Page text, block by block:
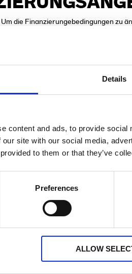
Details
content and ads, to provide
our site with our social media,
to them or that they’ve
Preferences
ALLOW
Um die Finanzierungebedingungen zu
12 Monate
der Santander Consumer Bank